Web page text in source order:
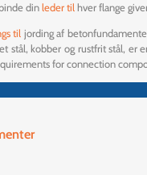
dinledertilhver flange
til jording af
kobber og rustfrit stål,
for connection